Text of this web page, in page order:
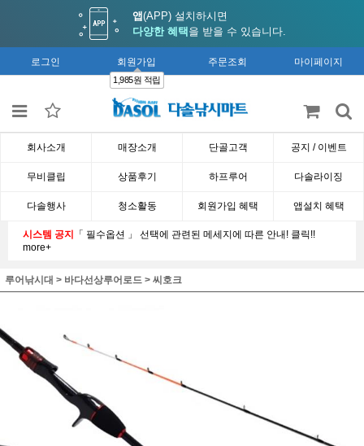
앱(APP) 설치하시면
다양한 혜택 을 받을 수 있습니다.
로그인 회원가입
1,985원 적립
주문조회 마이페이지
회사소개 매장소개 단골고객 공지 / 이벤트
무비클립 상품후기 하프루어 다솔라이징
다솔행사 청소활동 회원가입 혜택 앱설치 혜택
시스템 공지 「 필수옵션 」 선택에 관련된 메세지에 따른 안내! 클릭!!
more+
루어낚시대 > 바다선상루어로드 > 씨호크